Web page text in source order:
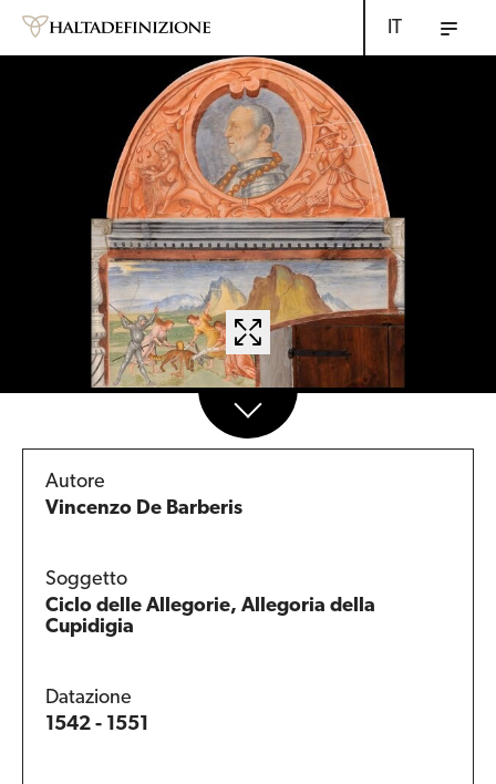
IT
Autore
Vincenzo De Barberis
Soggetto
Ciclo delle Allegorie, Allegoria della
Cupidigia
Datazione
1542 - 1551